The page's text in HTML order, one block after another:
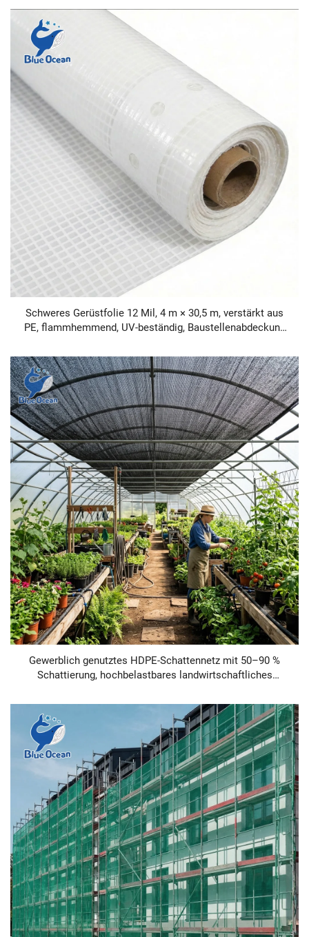
schweres Gewicht, sofort lieferbar
Schweres Gerüstfolie 12 Mil, 4 m × 30,5 m, verstärkt aus
PE, flammhemmend, UV-beständig, Baustellenabdeckung
Gewerblich genutztes HDPE-Schattennetz mit 50–90 %
Schattierung, hochbelastbares landwirtschaftliches
Pflanzenschutz